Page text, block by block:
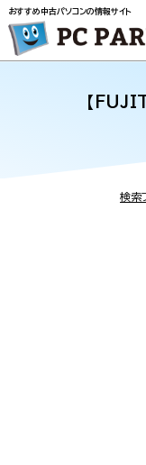
おすすめ中古パソコンの情報サイト
【
検索